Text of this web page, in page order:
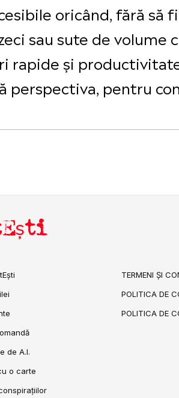
oricând, fără
sau sute de volume
rapide și
perspectiva, pentru
de A.I.
o carte
TERMENI ȘI
POLITICA DE
POLITICA DE